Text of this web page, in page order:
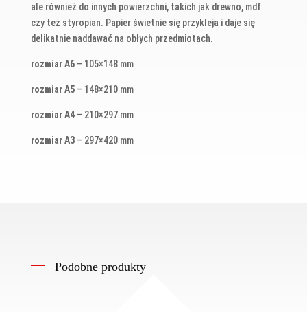
ale również do innych powierzchni, takich jak drewno, mdf
czy też styropian. Papier świetnie się przykleja i daje się
delikatnie naddawać na obłych przedmiotach.
rozmiar A6 – 105×148 mm
rozmiar A5– 148×210 mm
rozmiar A4– 210×297 mm
rozmiar A3– 297×420 mm
Podobne produkty